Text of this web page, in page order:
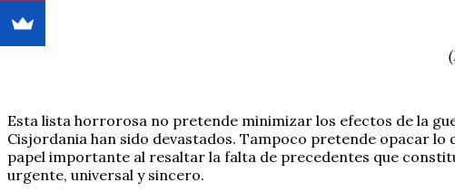
Esta lista horrorosa no pretende minimizar los efectos de la
Cisjordania han sido devastados. Tampoco pretende opacar
papel importante al resaltar la falta de precedentes que
urgente, universal y sincero.